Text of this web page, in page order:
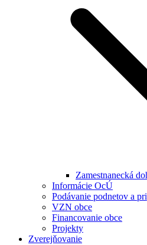
Zamestnanecká
Informácie OcÚ
Podávanie podnetov a
VZN obce
Financovanie obce
Projekty
Zverejňovanie